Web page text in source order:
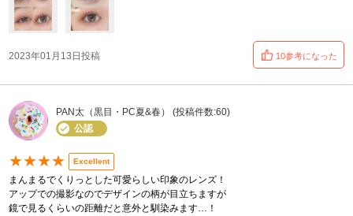
2023年01月13日投稿 10参考になった
PAN太（黒目・PC夏&春） (投稿件数:60)
公認
★★★★ Excellent
まんまるでくりっとした可愛らしい印象のレンズ！
アップでの撮影なのでデザインの柄が目立ちますが
鏡で見るくらいの距離だと意外と馴染みます…！